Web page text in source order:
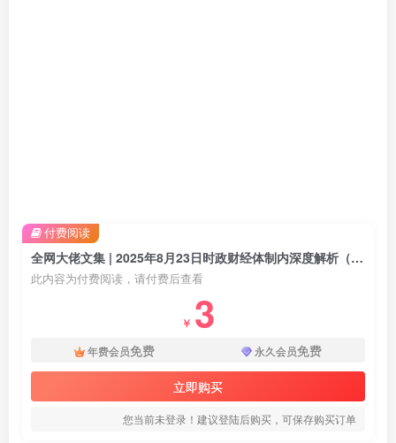
全网大佬文集 | 2025年8月23日时政财经体制内深度解析（附付费更新资源）
此内容为付费阅读，请付费后查看
￥ 3
年费会员免费 永久会员免费
立即购买
您当前未登录！建议登陆后购买，可保存购买订单
付费阅读